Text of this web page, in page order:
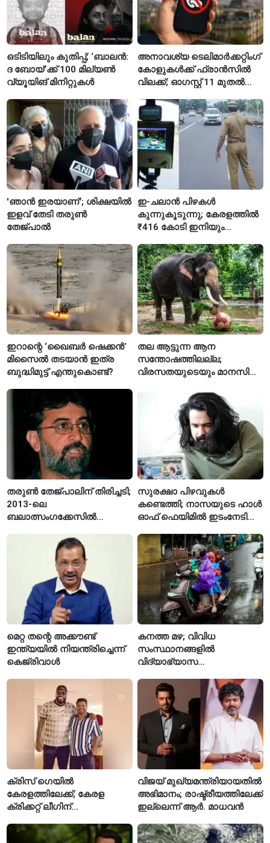
ഒടിടിയിലും കുതിപ്പ്; ‘ബാലൻ:
ദ ബോയ്’ക്ക് 100 മില്യൺ
വ്യൂയിങ് മിനിറ്റുകൾ
അനാവശ്യ ടെലിമാർക്കറ്റിംഗ്
കോളുകൾക്ക് ഫ്രാൻസിൽ
വിലക്ക്; ഓഗസ്റ്റ് 11 മുതൽ
'ഞാൻ ഇരയാണ്'; ശിക്ഷയിൽ
ഇളവ് തേടി തരുണ്‍
തേജ്പാൽ
ഇ-ചലാൻ പിഴകൾ
കുന്നുകൂടുന്നു; കേരളത്തിൽ
₹416 കോടി ഇനിയും
ഇറാന്റെ ‘ഖൈബർ ഷെക്കൻ’
മിസൈൽ തടയാൻ ഇത്ര
ബുദ്ധിമുട്ട് എന്തുകൊണ്ട്?
തല ആട്ടുന്ന ആന
സന്തോഷത്തിലല്ല;
വിരസതയുടെയും മാനസിക
ലക്ഷണമെന്ന് വിദഗ്ധർ
തരുൺ തേജ്പാലിന് തിരിച്ചടി;
2013-ലെ
ബലാത്സംഗക്കേസിൽ
ഹൈക്കോടതി
സുരക്ഷാ പിഴവുകൾ
കണ്ടെത്തി; നാസയുടെ ഹാൾ
ഓഫ് ഫെയിമിൽ ഇടംനേടി
മെറ്റ തന്റെ അക്കൗണ്ട്
ഇന്ത്യയിൽ നിയന്ത്രിച്ചെന്ന്
കെജ്‌രിവാൾ
കനത്ത മഴ; വിവിധ
സംസ്ഥാനങ്ങളിൽ
വിദ്യാഭ്യാസ
പ്രഖ്യാപിച്ചു
ക്രിസ് ഗെയിൽ
കേരളത്തിലേക്ക്; കേരള
ക്രിക്കറ്റ് ലീഗിന്
താരങ്ങൾക്ക് പരിശീലനം
വിജയ് മുഖ്യമന്ത്രിയായതിൽ
അഭിമാനം; രാഷ്ട്രീയത്തിലേക്ക്
ഇല്ലെന്ന് ആർ. മാധവൻ